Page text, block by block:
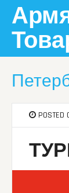
content
POSTED